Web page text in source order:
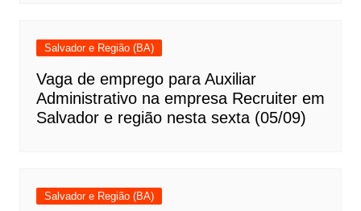
Salvador e Região (BA)
Vaga de emprego para Auxiliar
Administrativo na empresa Recruiter em
Salvador e região nesta sexta (05/09)
Salvador e Região (BA)